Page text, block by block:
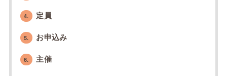
4. 定員
5. お申込み
6. 主催